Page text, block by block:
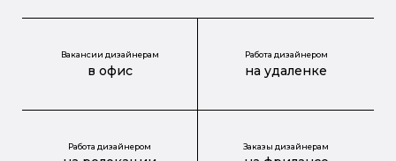
Вакансии дизайнерам
в офис
Работа дизайнером
на удаленке
Работа дизайнером Заказы дизайнерам